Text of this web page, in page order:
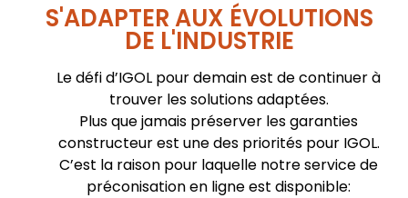
S'ADAPTER AUX ÉVOLUTIONS
DE L'INDUSTRIE
Le défi d’IGOL pour demain est de continuer à
trouver les solutions adaptées.
Plus que jamais préserver les garanties
constructeur est une des priorités pour IGOL.
C’est la raison pour laquelle notre service de
préconisation en ligne est disponible: